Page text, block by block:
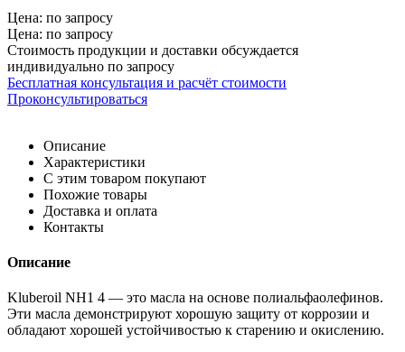
Цена: по запросу
Цена: по запросу
Стоимость продукции и доставки обсуждается
индивидуально по запросу
Бесплатная консультация и расчёт стоимости
Проконсультироваться
Описание
Характеристики
С этим товаром покупают
Похожие товары
Доставка и оплата
Контакты
Описание
Kluberoil NH1 4 — это масла на основе полиальфаолефинов.
Эти масла демонстрируют хорошую защиту от коррозии и
обладают хорошей устойчивостью к старению и окислению.